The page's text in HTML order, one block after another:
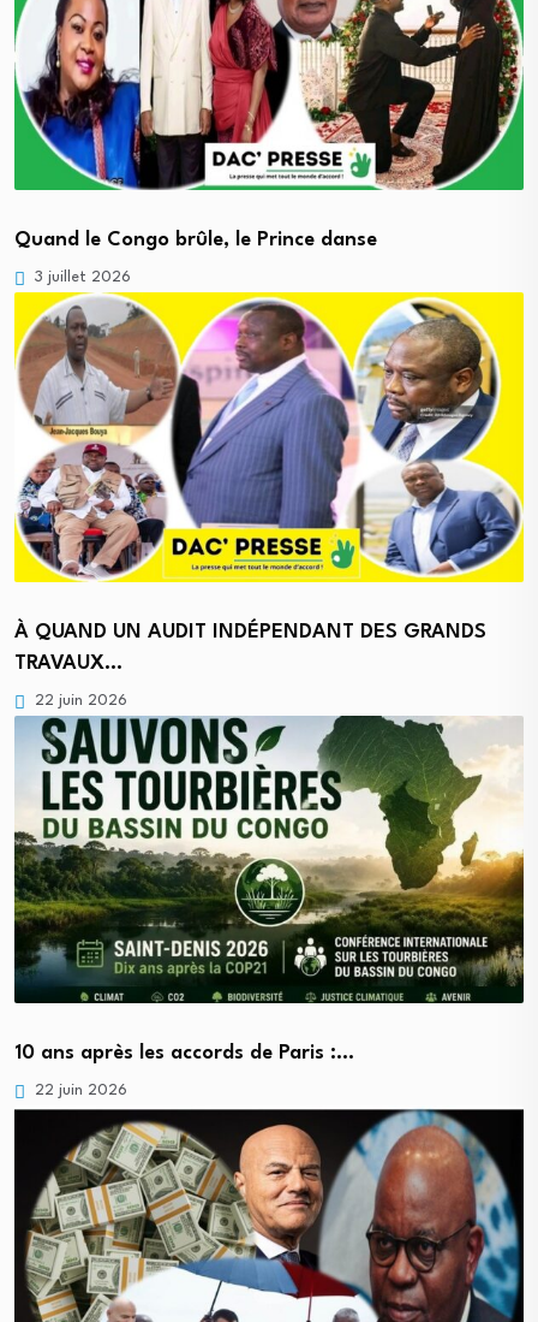
Quand le Congo brûle, le Prince danse
3 juillet 2026
À QUAND UN AUDIT INDÉPENDANT DES GRANDS
TRAVAUX…
22 juin 2026
10 ans après les accords de Paris :…
22 juin 2026